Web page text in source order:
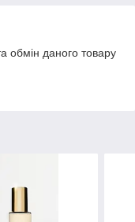
обмін даного товару